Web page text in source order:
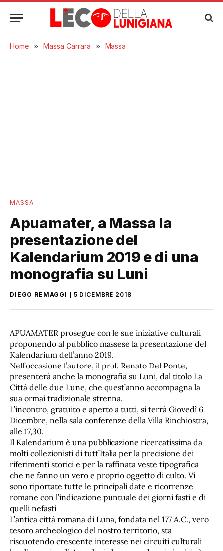
Home » Massa Carrara » Massa
MASSA
Apuamater, a Massa la
presentazione del
Kalendarium 2019 e di una
monografia su Luni
DIEGO REMAGGI 5 DICEMBRE 2018
APUAMATER prosegue con le sue iniziative culturali
proponendo al pubblico massese la presentazione del
Kalendarium dell’anno 2019.
Nell’occasione l’autore, il prof. Renato Del Ponte,
presenterà anche la monografia su Luni, dal titolo La
Città delle due Lune, che quest’anno accompagna la
sua ormai tradizionale strenna.
L’incontro, gratuito e aperto a tutti, si terrà Giovedì 6
Dicembre, nella sala conferenze della Villa Rinchiostra,
alle 17,30.
Il Kalendarium è una pubblicazione ricercatissima da
molti collezionisti di tutt’Italia per la precisione dei
riferimenti storici e per la raffinata veste tipografica
che ne fanno un vero e proprio oggetto di culto. Vi
sono riportate tutte le principali date e ricorrenze
romane con l’indicazione puntuale dei giorni fasti e di
quelli nefasti
L’antica città romana di Luna, fondata nel 177 A.C., vero
tesoro archeologico del nostro territorio, sta
riscuotendo crescente interesse nei circuiti culturali